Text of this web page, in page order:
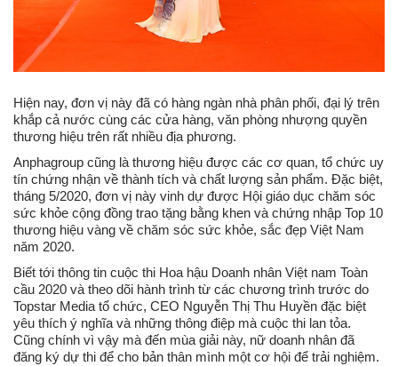
Hiện nay, đơn vị này đã có hàng ngàn nhà phân phối, đại lý trên
khắp cả nước cùng các cửa hàng, văn phòng nhượng quyền
thương hiệu trên rất nhiều địa phương.
Anphagroup cũng là thương hiệu được các cơ quan, tổ chức uy
tín chứng nhận về thành tích và chất lượng sản phẩm. Đặc biệt,
tháng 5/2020, đơn vị này vinh dự được Hội giáo dục chăm sóc
sức khỏe cộng đồng trao tặng bằng khen và chứng nhập Top 10
thương hiệu vàng về chăm sóc sức khỏe, sắc đẹp Việt Nam
năm 2020.
Biết tới thông tin cuộc thi Hoa hậu Doanh nhân Việt nam Toàn
cầu 2020 và theo dõi hành trình từ các chương trình trước do
Topstar Media tổ chức, CEO Nguyễn Thị Thu Huyền đặc biệt
yêu thích ý nghĩa và những thông điệp mà cuộc thi lan tỏa.
Cũng chính vì vậy mà đến mùa giải này, nữ doanh nhân đã
đăng ký dự thi để cho bản thân mình một cơ hội để trải nghiệm.